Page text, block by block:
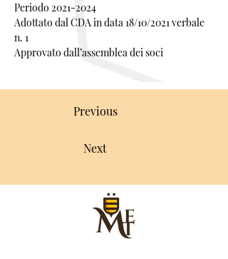
Periodo 2021-2024
Adottato dal CDA in data 18/10/2021 verbale
n. 1
Approvato dall’assemblea dei soci
Previous
Next